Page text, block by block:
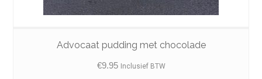
Advocaat pudding met chocolade
€9.95 Inclusief BTW